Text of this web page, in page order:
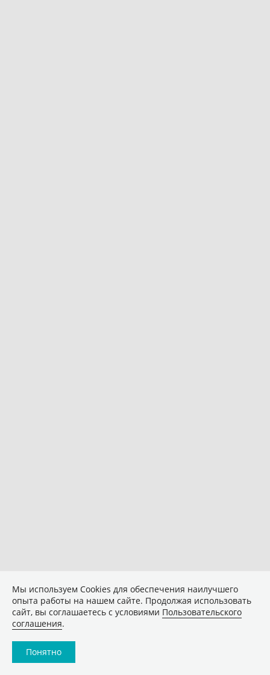
Мы используем Сookies для обеспечения наилучшего
опыта работы на нашем сайте. Продолжая использовать
сайт, вы соглашаетесь с условиями Пользовательского
соглашения.
Понятно